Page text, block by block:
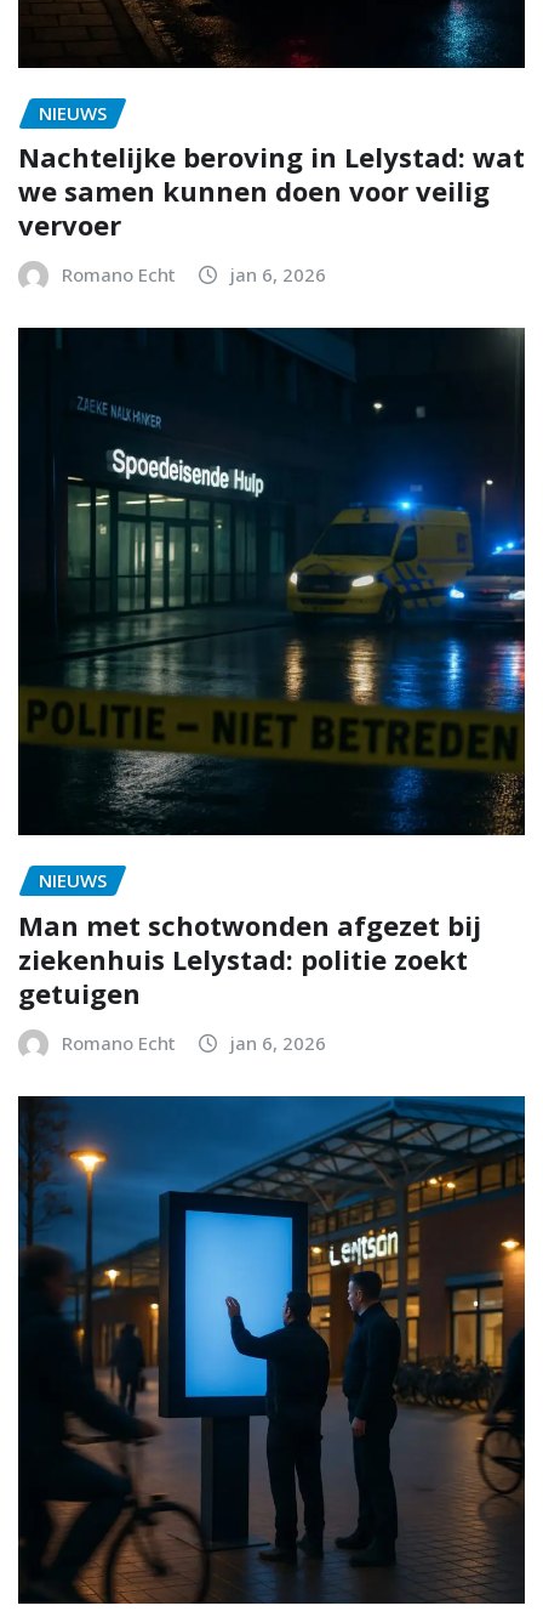
NIEUWS
Nachtelijke beroving in Lelystad: wat
we samen kunnen doen voor veilig
vervoer
Romano Echt jan 6, 2026
NIEUWS
Man met schotwonden afgezet bij
ziekenhuis Lelystad: politie zoekt
getuigen
Romano Echt jan 6, 2026